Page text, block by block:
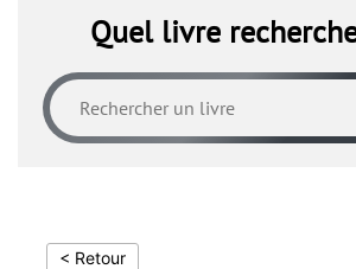
Quel livre
< Retour